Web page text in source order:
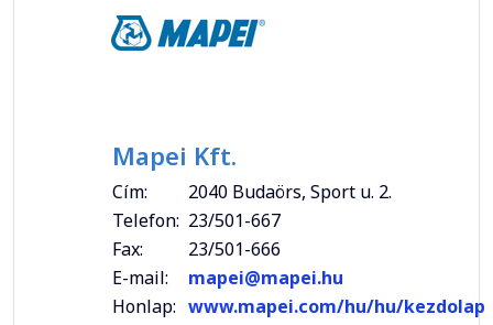
Mapei Kft.
Cím:
2040 Budaörs, Sport u. 2.
Telefon: 23/501-667
Fax:
23/501-666
E-mail:
mapei@mapei.hu
Honlap: www.mapei.com/hu/hu/kezdolap